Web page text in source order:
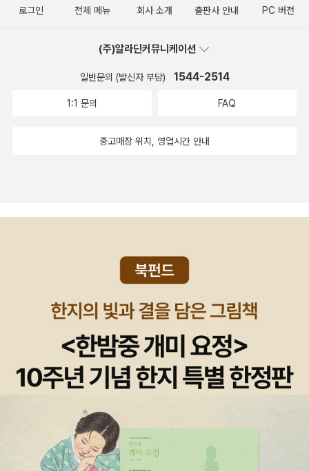
드모어)-바츠와나인(딜레페 부족의 왕족인 마루/몰레카/디켈레디)-
다. 이에 늙은 마거릿(백인) 대 어린 마거릿(비백인), 한 남자에 대한
사랑 앞에서만 평등할 뿐인 디켈레디(비백인 바츠와나족)와 마거릿
뉴타운에 있는 그녀의 집 이름 역시 ‘비구름Rain Clouds’이다. 첫 소
설 『비구름이 모일 때』를 출간한 후 번 돈으로 그녀는 『마루』를 쓰면
서 이 집을 지었다고 한다. 아프리카의 자연과 영혼이 깃든 그녀의 이
실에 단비를 내리고 인류가 꿈꾸던 진짜 아프리카를 구현해낼 가장
빛나는 먹장구름이다.
에 지구상 어디에서나 증오의 대상이 되고 있는 인종이 있다. 바로 백
취급하지 않는 습관이 오랜 세월에 걸쳐 누적이 되어 이제 자신들의
은 일찍이 동양인에게 저급하고 더러운 족속이라는 타이틀을 부여해
경멸했으나, 동양인들은 아프리카인들에 비하면 아무것도 아니었다
을 일컫는 것이 아니라 아프리카에 사는 흑인을 칭하는 말이다. 백인
스레 내세우는 카스트 제도에서 제일 천한 불가촉천민 계급인 수드라
부시먼이 나타나면 노예 신분이 아니라는 이유로 동네에 발을 들여놓
지 못하게 하거나, 마치 나병 환자처럼 옷자락에 종(대신 빈 깡통)을
을 던지거나, 바로 앞에서 ‘더러운 부시먼’을 외치면서 온몸을 흔들며
모욕적인 춤을 추었다. 아프리카에 선교사가 들어와 곳곳에 학교, 병
원, 교회가 들어섰고, 대개의 경우 선교사는 교회를 책임지며, 선교사
의 아내는 학교를 운영하는 것이 보통이었나 보다. 책에서도 날 때부
터 바보 천치 비슷한 수준의 덜 떨어진 선교사가 매우 진취적이라서
딱 그만큼 다른 인종에게 가혹하기도 한 덩치 큰 아내 마거릿 캐드모
어 여사와 함께 아프리카에 들어와 교회와 학교를 운영하다가, 선교
사가 먼저 그리운 주 하느님의 은총을 받기 위해 먼 길을 떠났다. 이제
러 산토의 작품이다. 신예작가의 소설이 외국에 바로 번역됐다는 것
문화사의 <에다 이야기>와 시공사의 <귀여운 여인>이 나왔다. <에
다 이야기>는 게르만 신화의 원전이라고 이를만한 12세기 아이슬란
권의 관련서가 있는 것으로 안다. 시공사에서는 체호프의 <귀여운 여
주에 인문서가에 꽂힌 작가들이 나왔는데 이 주에 또 나왔다. 이번에
분석학자로 정리해두면 될 듯 한데, '역사학의 본질을 ‘타자’에 대한
탐구에서 찾았던 특유의 역사관과 근대 초기 신비주의 현상에 대한
풍부한 문헌학적 연구가 접목된' 책이라고 한다. 거두절미하고 서점
으로 가서 내용을 봐야겠다. 소개만으로는 무슨 책인지 당최 모르겠
다. 앞서 포스팅 한 적 있는 짐멜의 <돈의 철학>이다. 저자의 주저이
기에, 그리고 이십여년만에 나오는 새 번역이기에 의미가 남다르다.
수전 손택의 일기 <다시 태어나다>가 나왔다. 손택의 외아들인 데이
풀트의 책인데 2012년에 나온 책을 번역한 것이다. 아주 예전에 나온
<발터 벤야민>이라는 책도 있는데, 원서 자체가 오류가 많다고 하여
인용도 잘 되지 않는 책이라 한다. 그렇다면 이 책은 어떨까. 사실 뭐
로그인 전체 메뉴 회사 소개 출판사 안내 PC 버전
(주)알라딘커뮤니케이션
일반문의 (발신자 부담) 1544-2514
1:1 문의 FAQ
중고매장 위치, 영업시간 안내